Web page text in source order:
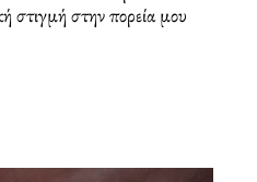
στιγμή στην πορεία μου